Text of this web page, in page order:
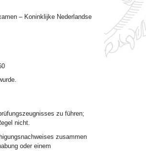
– Koninklijke Nederlandse
zu führen;
nicht.
zusammen
oder einem